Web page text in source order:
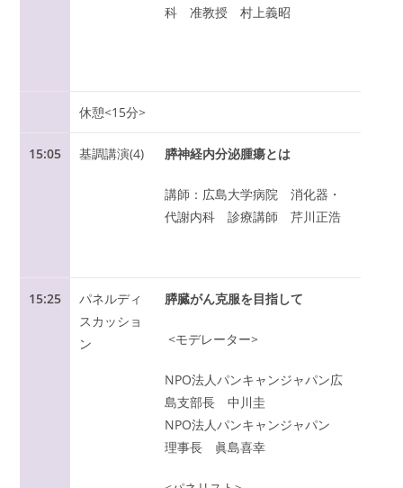
科 准教授 村上義昭
休憩<15分>
15:05 基調講演(4) 膵神経内分泌腫瘍とは
講師：広島大学病院 消化器・
代謝内科 診療講師 芹川正浩
15:25
パネルディ
スカッショ
ン
膵臓がん克服を目指して
<モデレーター>
NPO法人パンキャンジャパン広
島支部長 中川圭
NPO法人パンキャンジャパン
理事長 眞島喜幸